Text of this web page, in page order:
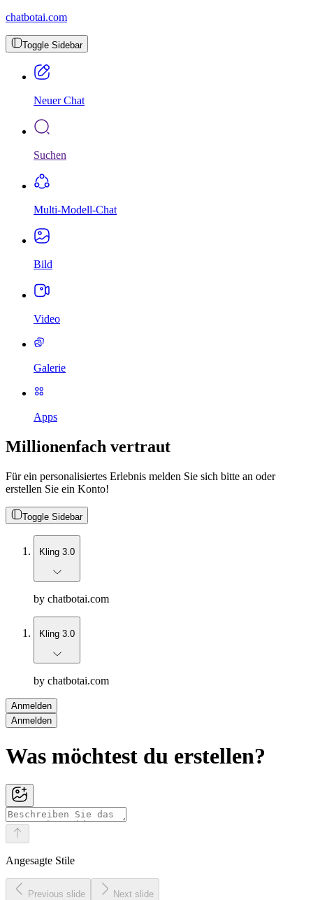
chatbotai.com
Toggle Sidebar
Neuer Chat
Suchen
Multi-Modell-Chat
Bild
Video
Galerie
Apps
Millionenfach vertraut
Für ein personalisiertes Erlebnis melden Sie sich bitte an oder
erstellen Sie ein Konto!
Toggle Sidebar
Kling 3.0
by chatbotai.com
Kling 3.0
by chatbotai.com
Anmelden
Anmelden
Was möchtest du erstellen?
Angesagte Stile
Previous slide Next slide